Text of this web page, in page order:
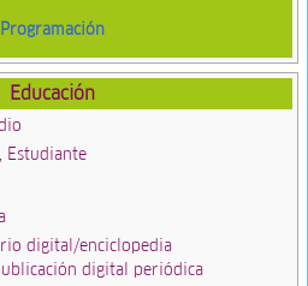
Programación
Educación
Estudiante
digital/enciclopedia
digital periódica